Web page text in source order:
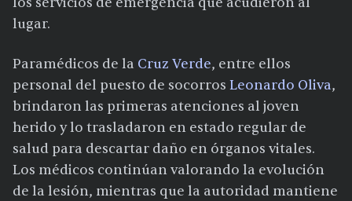
lugar.
Paramédicos de la Cruz Verde, entre ellos
personal del puesto de socorros Leonardo Oliva,
brindaron las primeras atenciones al joven
herido y lo trasladaron en estado regular de
salud para descartar daño en órganos vitales.
Los médicos continúan valorando la evolución
de la lesión, mientras que la autoridad mantiene